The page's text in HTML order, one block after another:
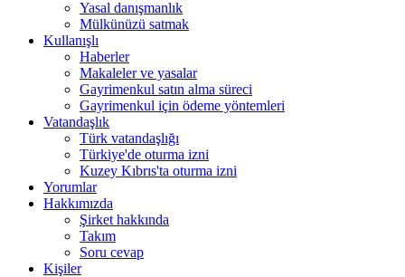
Yasal danışmanlık
Mülkünüzü satmak
Kullanışlı
Haberler
Makaleler ve yasalar
Gayrimenkul satın alma süreci
Gayrimenkul için ödeme yöntemleri
Vatandaşlık
Türk vatandaşlığı
Türkiye'de oturma izni
Kuzey Kıbrıs'ta oturma izni
Yorumlar
Hakkımızda
Şirket hakkında
Takım
Soru cevap
Kişiler